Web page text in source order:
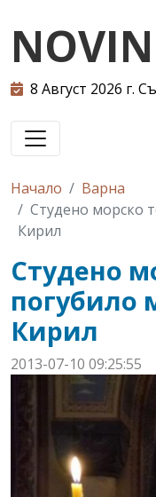
8 Август 2026 г.
Начало
Варна
Студено морско
Кирил
Студено
погубило
Кирил
2013-07-10 09:25:55